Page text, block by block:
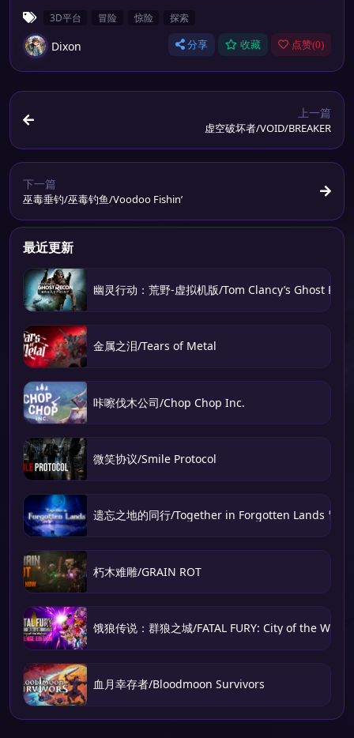
3D平台 冒险 惊险 探索
Dixon 分享 收藏 点赞(0)
上一篇
虚空破坏者/VOID/BREAKER
下一篇
巫毒垂钓/巫毒钓鱼/Voodoo Fishin’
最近更新
幽灵行动：荒野-虚拟机版/Tom Clancy’s Ghost
金属之泪/Tears of Metal
咔嚓伐木公司/Chop Chop Inc.
微笑协议/Smile Protocol
遗忘之地的同行/Together in Forgotten Lands 冒险
朽木难雕/GRAIN ROT
饿狼传说：群狼之城/FATAL FURY: City of the
血月幸存者/Bloodmoon Survivors